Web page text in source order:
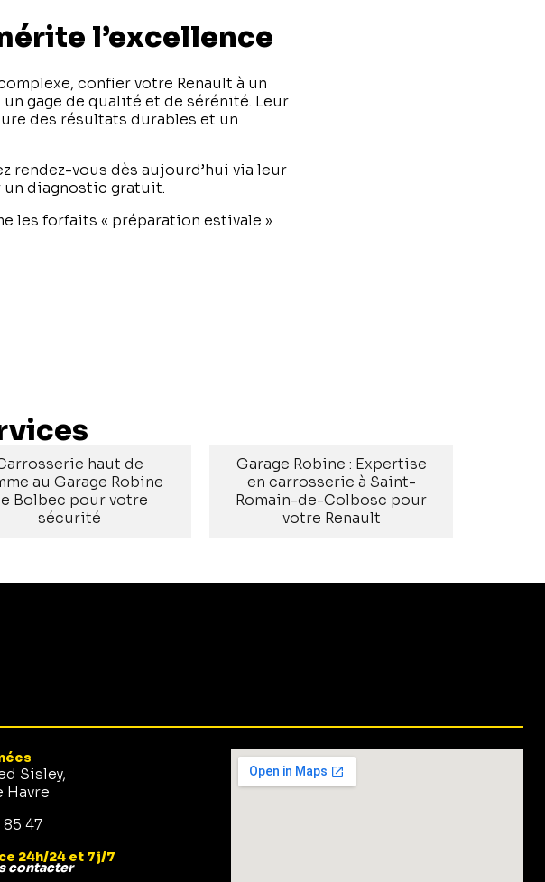
l’excellence
confier votre Renault à un
gage de qualité et de sérénité. Leur
des résultats durables et un
rendez-vous dès aujourd’hui via leur
un diagnostic gratuit.
les forfaits « préparation estivale »
haut de
au Garage Robine
Bolbec pour votre
sécurité
Garage Robine : Expertise
en carrosserie à Saint-
Romain-de-Colbosc pour
votre Renault
Sisley,
Havre
47
24h/24 et 7j/7
contacter